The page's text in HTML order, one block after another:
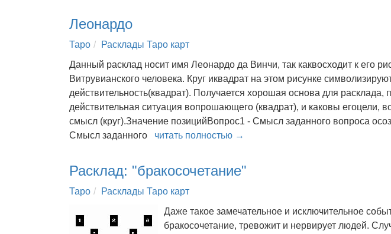
Леонардо
Таро
Расклады Таро карт
Данный расклад носит имя Леонардо да Винчи, так каквосходит к его
Витрувианского человека. Круг иквадрат на этом рисунке
действительность(квадрат). Получается хорошая основа для расклада,
действительная ситуация вопрошающего (квадрат), и каковы егоцели,
смысл (круг).Значение позицийВопрос1 - Смысл заданного вопроса
Смысл заданного читать полностью →
Расклад: "бракосочетание"
Таро
Расклады Таро карт
Даже такое замечательное и исключительное
бракосочетание, тревожит и нервирует людей.